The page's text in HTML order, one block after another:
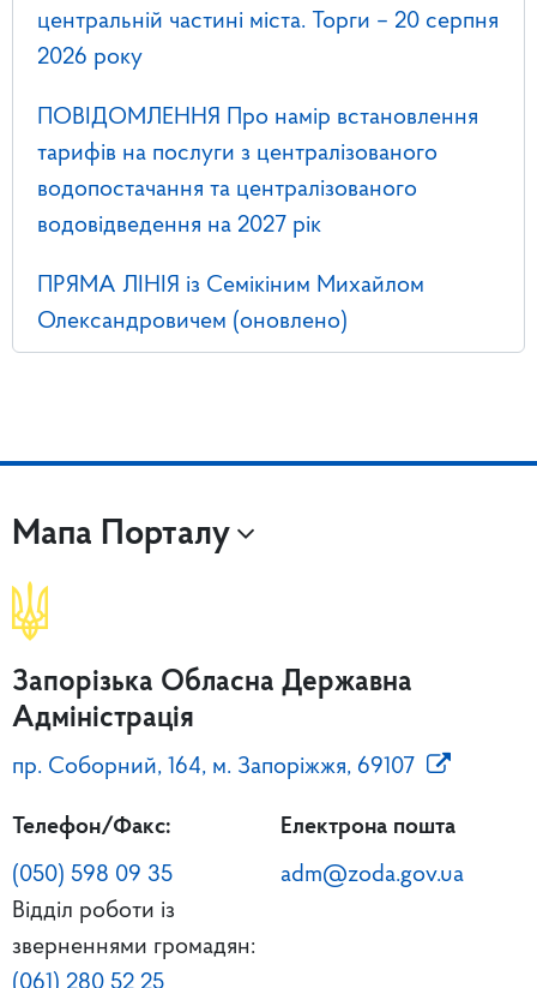
центральній частині міста. Торги – 20 серпня
2026 року
ПОВІДОМЛЕННЯ Про намір встановлення
тарифів на послуги з централізованого
водопостачання та централізованого
водовідведення на 2027 рік
ПРЯМА ЛІНІЯ із Семікіним Михайлом
Олександровичем (оновлено)
Мапа Порталу
Запорізька Обласна Державна
Адміністрація
пр. Соборний, 164, м. Запоріжжя, 69107
Телефон/Факс:
(050) 598 09 35
Відділ роботи із
зверненнями громадян:
Електрона пошта
adm@zoda.gov.ua